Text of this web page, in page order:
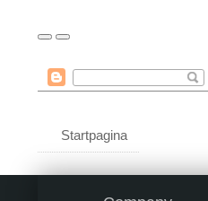
Startpagina